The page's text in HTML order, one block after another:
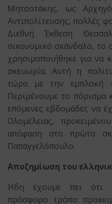
Μητσοτάκης, ως
Αντιπολίτευσης, πολλές
Διεθνή Έκθεση
οικονομικό σκάνδαλο, το
χρησιμοποιήθηκε για να
σκευωρία. Αυτή η
τώρα με την εμπλοκή
Περιμένουμε το πόρισμα
επόμενες εβδομάδες να
Ολομέλειας,
απόφαση στο πρώτο
Παπαγγελόπουλο.
Αποζημίωση του
Ήδη έχουμε πει ότι
πρόσφορο τρόπο